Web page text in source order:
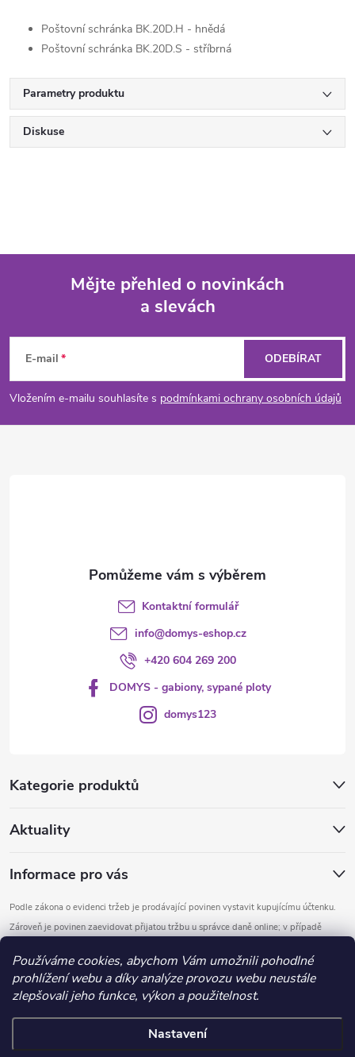
Používáme cookies, abychom Vám umožnili pohodlné
prohlížení webu a díky analýze provozu webu neustále
zlepšovali jeho funkce, výkon a použitelnost.
Nastavení
Poštovní schránka BK.20D.H - hnědá
Poštovní schránka BK.20D.S - stříbrná
Parametry produktu
Diskuse
p
a
Mějte přehled o novinkách
a slevách
E-mail
Vložením e-mailu souhlasíte s podmínkami ochrany osobních údajů
ODEBÍRAT
Kategorie produktů
Aktuality
Informace pro vás
Podle zákona o evidenci tržeb je prodávající povinen vystavit kupujícímu účtenku.
Zároveň je povinen zaevidovat přijatou tržbu u správce daně online; v případě
Kontaktní formulář
info@domys-eshop.cz
+420 604 269 200
DOMYS - gabiony, sypané ploty
domys123
Vytvořil Shoptet
Copyright 2026DOMYS. Všechna práva vyhrazena.